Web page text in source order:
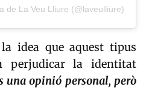
de La Veu Lliure (@laveulliure)
idea que aquest tipus
perjudicar la identitat
una opinió personal, però